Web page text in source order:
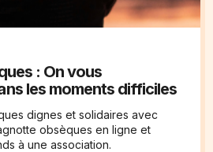
: On vous
les moments difficiles
dignes et solidaires avec
obsèques en ligne et
à une association.